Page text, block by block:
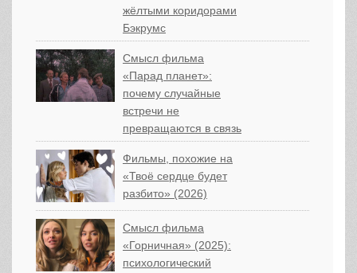
жёлтыми коридорами
Бэкрумс
Смысл фильма
«Парад планет»:
почему случайные
встречи не
превращаются в связь
Фильмы, похожие на
«Твоё сердце будет
разбито» (2026)
Смысл фильма
«Горничная» (2025):
психологический